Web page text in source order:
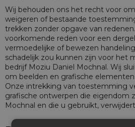
Wij behouden ons het recht voor
weigeren of bestaande
trekken zonder opgave van
voorkomende reden voor een
vermoedelijke of bewezen
schadelijk zou kunnen zijn voor het
bedrijf Moziu Daniel Mochnal. Wij
om beelden en grafische
Onze intrekking van toestemming
grafische ontwerpen die eigendom
Mochnal en die u gebruikt,